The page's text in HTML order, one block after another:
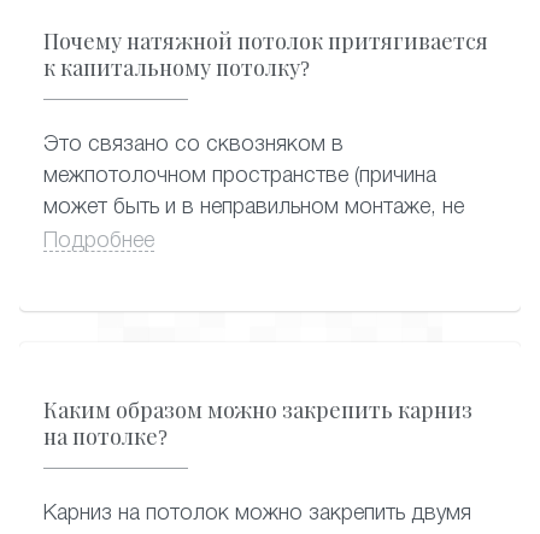
Почему натяжной потолок притягивается
к капитальному потолку?
Это связано со сквозняком в
межпотолочном пространстве (причина
может быть и в неправильном монтаже, не
запенили отверстие под люстру в плите
Подробнее
Каким образом можно закрепить карниз
на потолке?
Карниз на потолок можно закрепить двумя